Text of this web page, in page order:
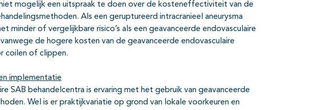
mogelijk een uitspraak te doen over de kosteneffectiviteit van de
Als een geruptureerd intracranieel aneurysma
minder of vergelijkbare risico’s als een geavanceerde endovasculaire
de hogere kosten van de geavanceerde endovasculaire
coilen of clippen.
implementatie
SAB behandelcentra is ervaring met het gebruik van geavanceerde
Wel is er praktijkvariatie op grond van lokale voorkeuren en